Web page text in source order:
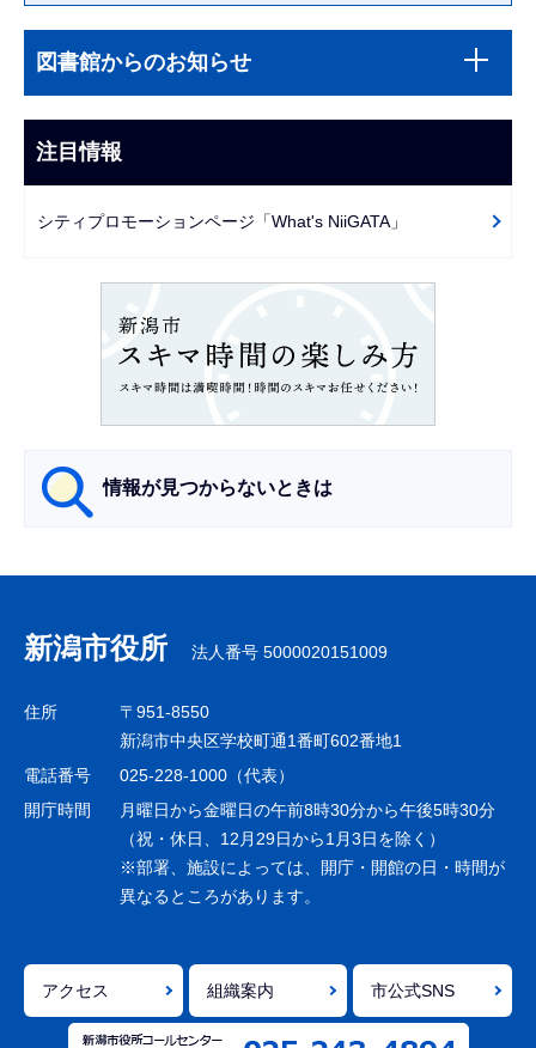
文
こ
ま
で
ブ
ビ
ー
図書館からのお知らせ
注目情報
シティプロモーションページ「What's NiiGATA」
情報が見つからないときは
ナ
ビ
ゲ
シ
ョ
で
新潟市役所 法人番号 5000020151009
住所
〒951-8550
新潟市中央区学校町通1番町602番地1
電話番号
025-228-1000（代表）
開庁時間
月曜日から金曜日の午前8時30分から午後5時30分
（祝・休日、12月29日から1月3日を除く）
※部署、施設によっては、開庁・開館の日・時間が
異なるところがあります。
アクセス 組織案内 市公式SNS